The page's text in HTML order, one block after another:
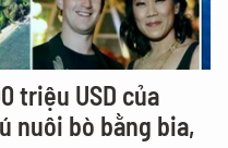
triệu USD của
nuôi bò bằng bia,